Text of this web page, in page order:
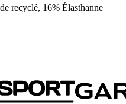
recyclé, 16% Élasthanne